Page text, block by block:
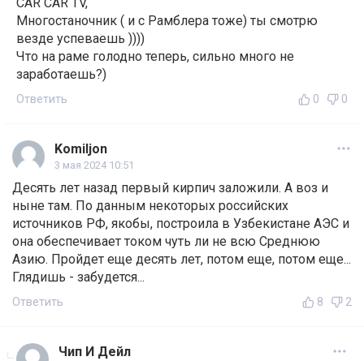
САR CAR TV,
Многостаночник ( и с Рамблера тоже) ты смотрю
везде успеваешь ))))
Что на раме голодно теперь, сильно много не
заработаешь?)
Ответить 0 0
Komiljon
3 мая 2024 10:51
Десять лет назад первый кирпич заложили. А воз и
ныне там. По данным некоторых российских
источников РФ, якобы, построила в Узбекистане АЭС и
она обеспечивает током чуть ли не всю Среднюю
Азию. Пройдет еще десять лет, потом еще, потом еще...
Глядишь - забудется...
Ответить 8 2
Чип И Дейл